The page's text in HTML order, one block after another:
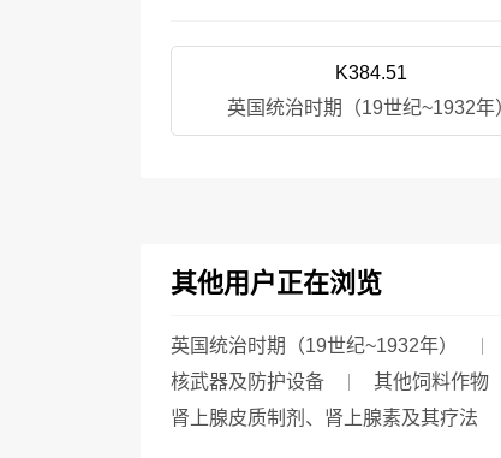
K384.51
英国统治时期（19世纪~1932年
其他用户正在浏览
英国统治时期（19世纪~1932年）
核武器及防护设备
其他饲料作物
肾上腺皮质制剂、肾上腺素及其疗法